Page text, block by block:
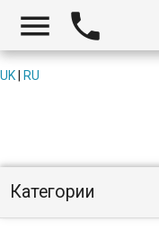
 
UK RU
Категории